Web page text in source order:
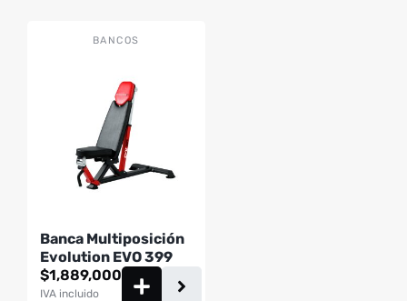
BANCOS
Banca Multiposición
Evolution EVO 399
$1,889,000
IVA incluido